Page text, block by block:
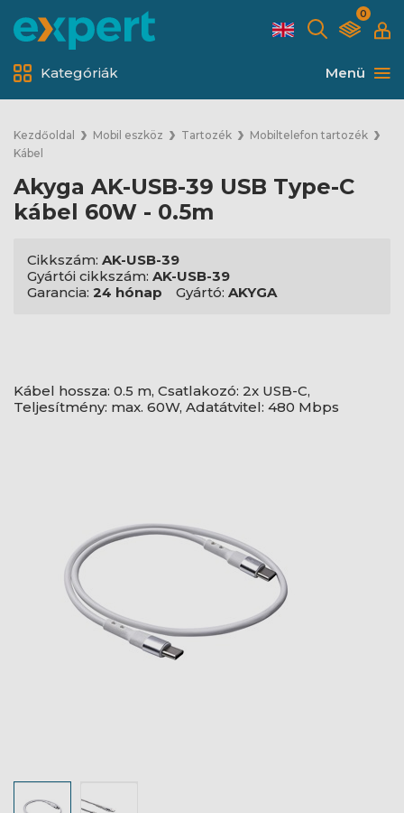
0
Menü
Kategóriák
Kezdőoldal Mobil eszköz Tartozék
Mobiltelefon tartozék
Kábel
Akyga AK-USB-39 USB Type-C
kábel 60W - 0.5m
Cikkszám: AK-USB-39
Gyártói cikkszám: AK-USB-39
Garancia: 24 hónap Gyártó: AKYGA
Kábel hossza: 0.5 m, Csatlakozó: 2x USB-C,
Teljesítmény: max. 60W, Adatátvitel: 480 Mbps